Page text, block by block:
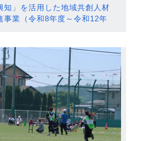
知」を活用した地域共創人材
事業（令和8年度～令和12年